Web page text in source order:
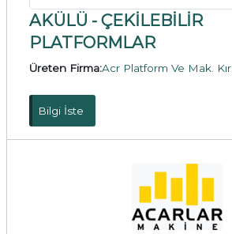
AKÜLÜ - ÇEKİLEBİLİR
PLATFORMLAR
Üreten Firma:Acr Platform Ve Mak. Kır.
Bilgi İste